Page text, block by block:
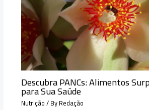
Descubra PANCs: Alimentos
para Sua Saúde
Nutrição/ ByRedação